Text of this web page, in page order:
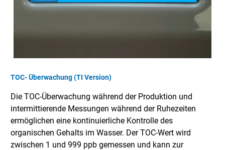
TOC- Überwachung (TI Version)
Die TOC-Überwachung während der Produktion und
intermittierende Messungen während der Ruhezeiten
ermöglichen eine kontinuierliche Kontrolle des
organischen Gehalts im Wasser. Der TOC-Wert wird
zwischen 1 und 999 ppb gemessen und kann zur